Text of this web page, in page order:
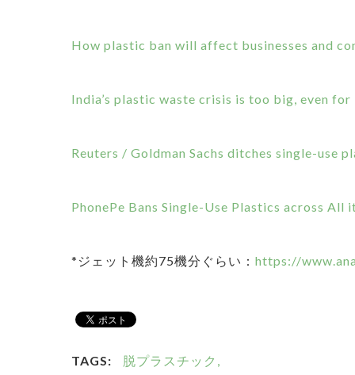
How plastic ban will affect businesses and
India’s plastic waste crisis is too big, even
Reuters / Goldman Sachs ditches single-use
PhonePe Bans Single-Use Plastics across All
*ジェット機約75機分ぐらい： https://
TAGS: 脱プラスチック,